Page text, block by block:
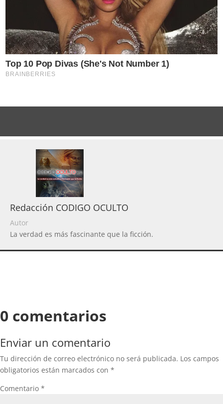
Redacción CODIGO OCULTO
Autor
La verdad es más fascinante que la ficción.
0 comentarios
Enviar un comentario
Tu dirección de correo electrónico no será publicada. Los campos
obligatorios están marcados con *
Comentario *